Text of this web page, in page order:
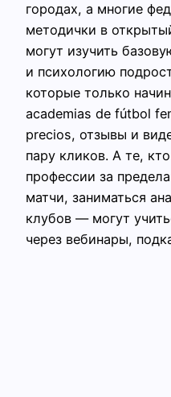
городах, а многие
методички в
могут изучить
и психологию
которые только
academias de fútbol
precios, отзывы и
пару кликов. А те,
профессии за
матчи, заниматься
клубов — могут
через вебинары,